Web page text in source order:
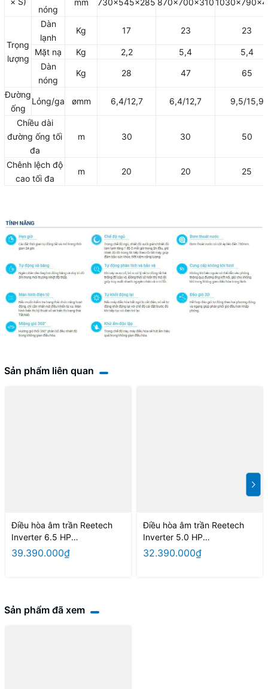
nóng
Trọng
lượng
Dàn
lạnh
Kg 17 23 23
Mặt nạ Kg 2,2 5,4
5,4
Dàn
nóng
Kg 28 47 65
Đường
ống
Lỏng/ga ømm 6,4/12,7 6,4/12,7 9,5/15,9
Chiều dài
đường ống tối
đa
m 30 30 50
Chênh lệch độ
cao tối đa
m 20 20 25
Sản phẩm liên quan
Điều hòa âm trần Reetech
Inverter 6.5 HP
RGTV60/RCV60 (điện 3 pha)
39.390.000₫
Điều hòa âm trần Reetech
Inverter 5.0 HP
RGTV48/RCV48 (điện 3 pha)
32.390.000₫
Sản phẩm đã xem